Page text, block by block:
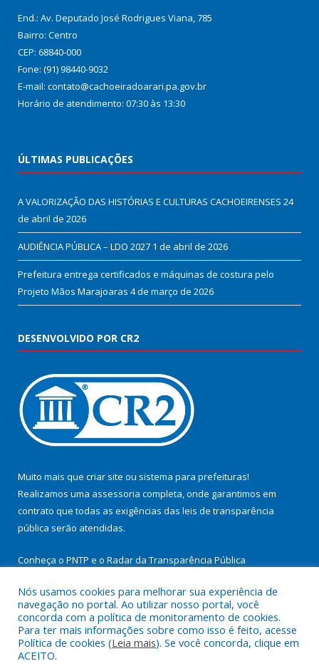
End.: Av. Deputado José Rodrigues Viana, 785
Bairro: Centro
CEP: 68840-000
Fone: (91) 98440-9032
E-mail: contato@cachoeiradoarari.pa.gov.br
Horário de atendimento: 07:30 às 13:30
ÚLTIMAS PUBLICAÇÕES
A VALORIZAÇÃO DAS HISTÓRIAS E CULTURAS CACHOEIRENSES 24
de abril de 2026
AUDIÊNCIA PÚBLICA – LDO 2027 1 de abril de 2026
Prefeitura entrega certificados e máquinas de costura pelo
Projeto Mãos Marajoaras 4 de março de 2026
DESENVOLVIDO POR CR2
Muito mais que criar site ou sistema para prefeituras!
Realizamos uma assessoria completa, onde garantimos em
contrato que todas as exigências das leis de transparência
pública serão atendidas.
Conheça o PNTP e o Radar da Transparência Pública
Todos os direitos reservados a Prefeitura Municipal de
Cachoeira do Arari.
Nós usamos cookies para melhorar sua experiência de
navegação no portal. Ao utilizar nosso portal, você
concorda com a política de monitoramento de cookies.
Para ter mais informações sobre como isso é feito, acesse
Política de cookies (Leia mais). Se você concorda, clique em
ACEITO.